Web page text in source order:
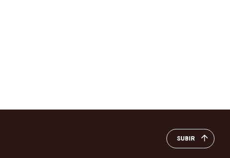
SUBIR